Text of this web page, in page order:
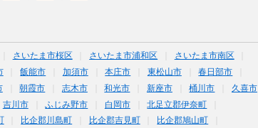
さいたま市桜区 さいたま市浦和区
さいたま市南区
飯能市 加須市 本庄市 東松山市
春日部市
朝霞市 志木市 和光市 新座市 桶川市
久喜市
吉川市 ふじみ野市 白岡市
北足立郡伊奈町
比企郡川島町 比企郡吉見町
比企郡鳩山町